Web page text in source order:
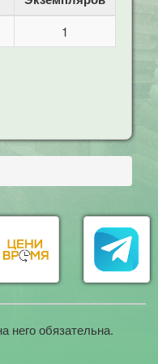
1
него обязательна.